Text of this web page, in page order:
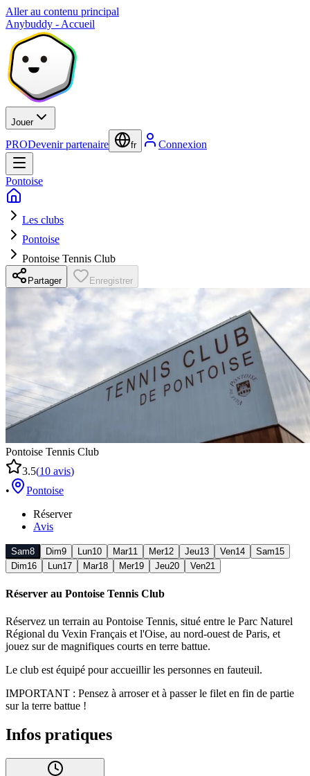
Aller au contenu principal
Anybuddy - Accueil
Jouer
PRODevenir partenaire fr Connexion
Pontoise
Les clubs
Pontoise
Pontoise Tennis Club
Partager Enregistrer
Pontoise Tennis Club
3.5(10 avis)
•
Pontoise
Réserver
Avis
Sam8 Dim9 Lun10 Mar11 Mer12 Jeu13 Ven14 Sam15
Dim16 Lun17 Mar18 Mer19 Jeu20 Ven21
Réserver au Pontoise Tennis Club
Réservez un terrain au Pontoise Tennis, situé entre le Parc Naturel
Régional du Vexin Français et l'Oise, au nord-ouest de Paris, et
jouez sur de magnifiques courts en terre battue.
Le club est équipé pour accueillir les personnes en fauteuil.
IMPORTANT : Pensez à arroser et à passer le filet en fin de partie
sur la terre battue !
Infos pratiques